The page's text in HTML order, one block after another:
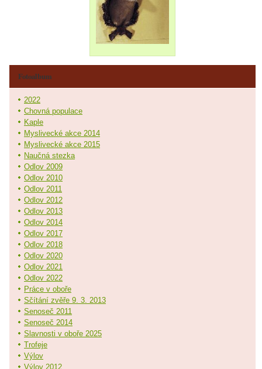
Fotoalbum
2022
Chovná populace
Kaple
Myslivecké akce 2014
Myslivecké akce 2015
Naučná stezka
Odlov 2009
Odlov 2010
Odlov 2011
Odlov 2012
Odlov 2013
Odlov 2014
Odlov 2017
Odlov 2018
Odlov 2020
Odlov 2021
Odlov 2022
Práce v oboře
Sčítání zvěře 9. 3. 2013
Senoseč 2011
Senoseč 2014
Slavnosti v oboře 2025
Trofeje
Výlov
Výlov 2012